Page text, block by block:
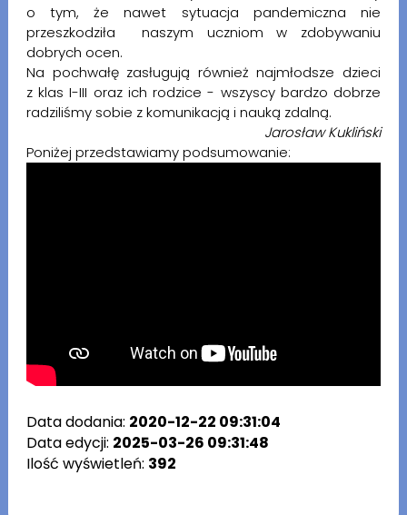
o tym, że nawet sytuacja pandemiczna nie
przeszkodziła naszym uczniom w zdobywaniu
dobrych ocen.
Na pochwałę zasługują również najmłodsze dzieci
z klas I-III oraz ich rodzice - wszyscy bardzo dobrze
radziliśmy sobie z komunikacją i nauką zdalną.
Jarosław Kukliński
Poniżej przedstawiamy podsumowanie:
Data dodania: 2020-12-22 09:31:04
Data edycji: 2025-03-26 09:31:48
Ilość wyświetleń: 392